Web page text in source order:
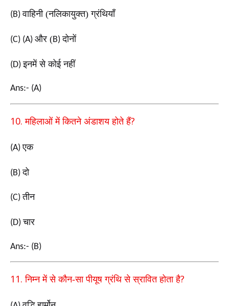
(B)वाहिनी (नलिकायुक्त) ग्रंथियाँ
(C) (A) और (B)दोनों
(D)इनमें से कोई नहीं
Ans:- (A)
10.महिलाओं में कितने अंडाशय होते हैं?
(A)एक
(B)दो
(C)तीन
(D)चार
Ans:- (B)
11.निम्न में से कौन-सा पीयूष ग्रंथि से स्रावित होता है?